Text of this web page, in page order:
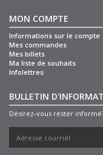
MON COMPTE
Informations sur le compte
Mes commandes
Mes billets
Ma liste de souhaits
Infolettres
BULLETIN
Désirez-vous rester